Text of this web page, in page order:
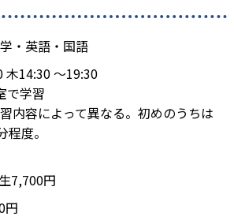
・英語・国語
木14:30 〜19:30
で学習
内容によって異なる。初めのうちは
度。
7,700円
円